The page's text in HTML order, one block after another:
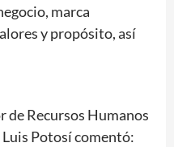
marca
y propósito, así
Recursos Humanos
Potosí comentó: